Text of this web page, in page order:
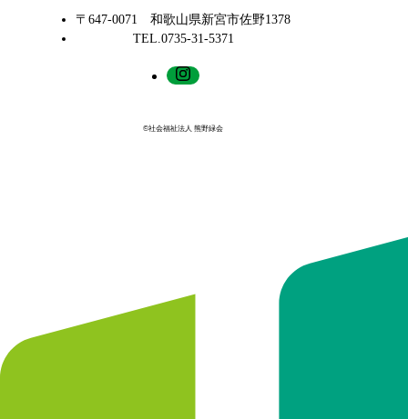
〒647-0071 和歌山県新宮市佐野1378
TEL.0735-31-5371
©社会福祉法人 熊野緑会